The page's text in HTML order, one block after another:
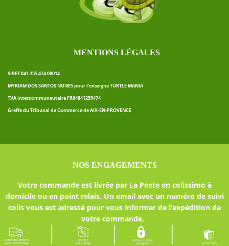
MENTIONS LÉGALES
SIRET 841 255 474 00014
MYRIAM DOS SANTOS NUNES pour l’enseigne TURTLE MANIA
TVA intercommunautaire FR64841255474
Greffe du Tribunal de Commerce de AIX-EN-PROVENCE
NOS ENGAGEMENTS
Votre commande est livrée par La Poste en colissimo à
domicile ou en point relais. Un email avec un numéro de suivi
colis vous est adressé pour vous informer de l’expédition de
votre commande.